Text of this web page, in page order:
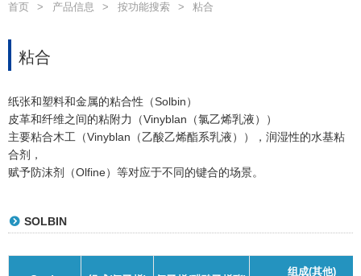
首页 产品信息 按功能搜索 粘合
粘合
纸张和塑料和金属的粘合性（Solbin）
皮革和纤维之间的粘附力（Vinyblan（氯乙烯乳液））
主要粘合木工（Vinyblan（乙酸乙烯酯系乳液）），润湿性的水基粘
合剂，
赋予防沫剂（Olfine）等对应于不同的键合的场景。
SOLBIN
组成(其他)